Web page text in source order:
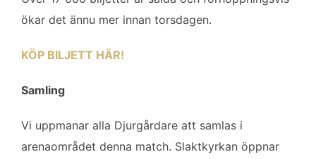
ökar det ännu mer innan torsdagen.
KÖP BILJETT HÄR!
Samling
Vi uppmanar alla Djurgårdare att samlas i
arenaområdet denna match. Slaktkyrkan öppnar